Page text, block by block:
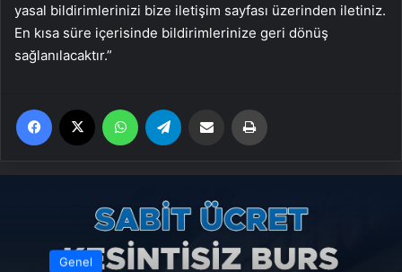
yasal bildirimlerinizi bize iletişim sayfası üzerinden iletiniz.
En kısa süre içerisinde bildirimlerinize geri dönüş
sağlanılacaktır.”
Facebook WhatsApp Email'den paylaş
Genel